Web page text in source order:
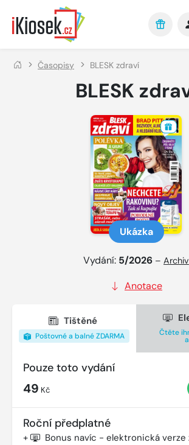
Přejít na hlavní obsah
Časopisy BLESK zdraví
BLESK
Ukázka
Vydání: 5/2026 – Archiv
Anotace
Tištěné
Poštovné a balné ZDARMA Čtěte
Pouze toto vydání
49 Kč
Roční předplatné
+ Bonus navíc - elektronická verze